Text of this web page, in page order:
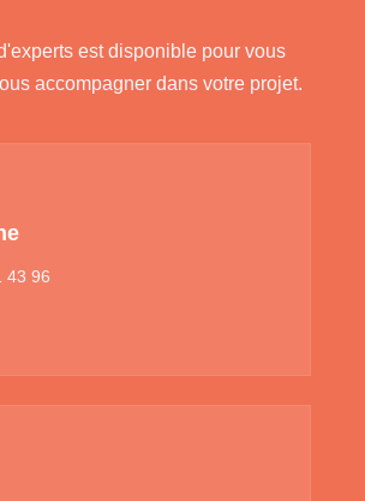
est disponible pour vous
accompagner dans votre projet.
43 96